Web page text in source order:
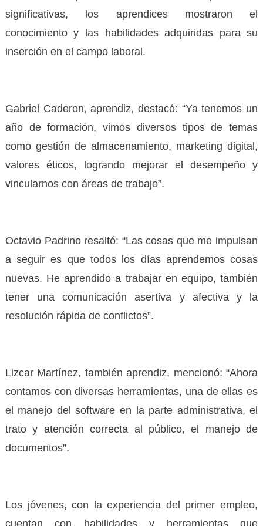
significativas, los aprendices mostraron el
conocimiento y las habilidades adquiridas para su
inserción en el campo laboral.
Gabriel Caderon, aprendiz, destacó: “Ya tenemos un
año de formación, vimos diversos tipos de temas
como gestión de almacenamiento, marketing digital,
valores éticos, logrando mejorar el desempeño y
vincularnos con áreas de trabajo”.
Octavio Padrino resaltó: “Las cosas que me impulsan
a seguir es que todos los días aprendemos cosas
nuevas. He aprendido a trabajar en equipo, también
tener una comunicación asertiva y afectiva y la
resolución rápida de conflictos”.
Lizcar Martínez, también aprendiz, mencionó: “Ahora
contamos con diversas herramientas, una de ellas es
el manejo del software en la parte administrativa, el
trato y atención correcta al público, el manejo de
documentos”.
Los jóvenes, con la experiencia del primer empleo,
cuentan con habilidades y herramientas que